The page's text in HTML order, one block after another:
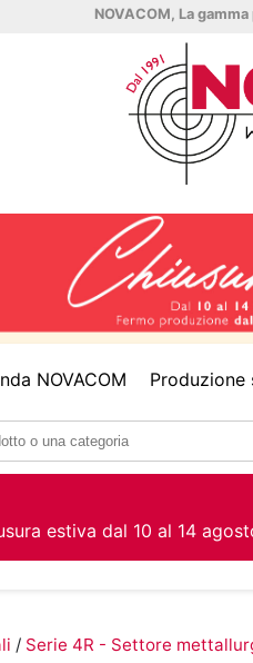
NOVACOM, La
NOVACOM Produzione
estiva dal 10 al 14
/ Serie 4R - Settore